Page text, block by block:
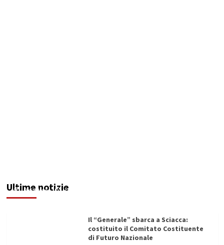
Ultime notizie
Redazione 12/06/2026
Il “Generale” sbarca a Sciacca:
costituito il Comitato Costituente
di Futuro Nazionale